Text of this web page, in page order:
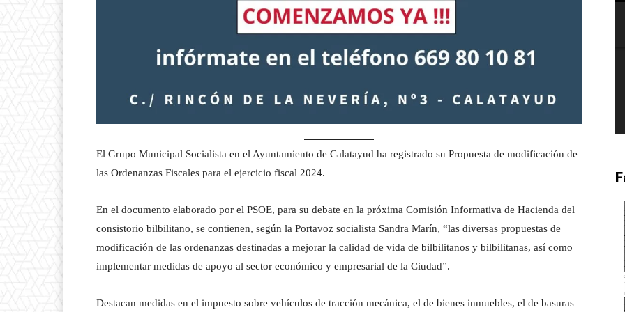
El Grupo Municipal Socialista en el Ayuntamiento de Calatayud ha registrado su Propuesta de modificación de
las Ordenanzas Fiscales para el ejercicio fiscal 2024.
En el documento elaborado por el PSOE, para su debate en la próxima Comisión Informativa de Hacienda del
consistorio bilbilitano, se contienen, según la Portavoz socialista Sandra Marín, “las diversas propuestas de
modificación de las ordenanzas destinadas a mejorar la calidad de vida de bilbilitanos y bilbilitanas, así como
implementar medidas de apoyo al sector económico y empresarial de la Ciudad”.
Destacan medidas en el impuesto sobre vehículos de tracción mecánica, el de bienes inmuebles, el de basuras